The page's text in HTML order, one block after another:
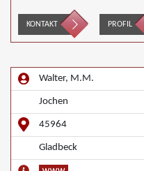
KONTAKT PROFIL
Walter, M.M.
Jochen
45964
Gladbeck